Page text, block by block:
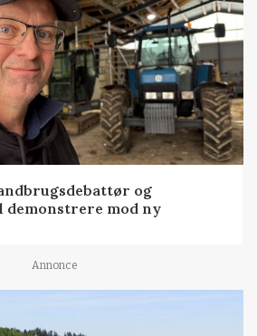
og
mod ny
Annonce